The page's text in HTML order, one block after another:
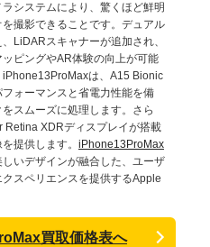
システムにより、驚くほど鮮明
撮影できることです。デュアル
LiDARスキャナーが追加され、
ピングやAR体験の向上が可能
iPhone13ProMaxは、A15 Bionic
ォーマンスと省電力性能を備
スムーズに処理します。さら
Retina XDRディスプレイが搭載
提供します。 iPhone13ProMax
いデザインが融合した、ユーザ
スペリエンスを提供するApple
買取価格表へ